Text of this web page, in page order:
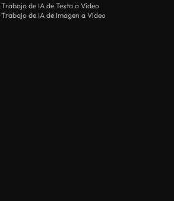
Trabajo de IA de Texto a Vídeo
Trabajo de IA de Imagen a Vídeo